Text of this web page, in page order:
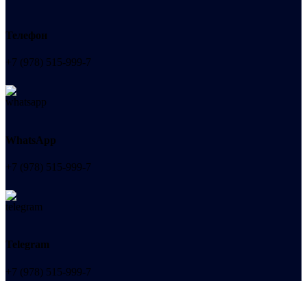
Телефон
+7 (978) 515-999-7
WhatsApp
+7 (978) 515-999-7
Telegram
+7 (978) 515-999-7